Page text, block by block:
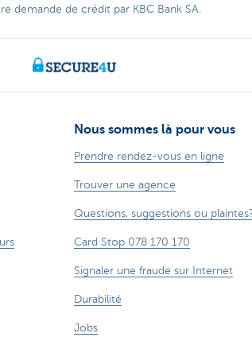
demande de crédit par KBC Bank SA.
Nous sommes là pour vous
Prendre rendez-vous en ligne
Trouver une agence
Questions, suggestions ou
Card Stop 078 170 170
Signaler une fraude sur Internet
Durabilité
Jobs